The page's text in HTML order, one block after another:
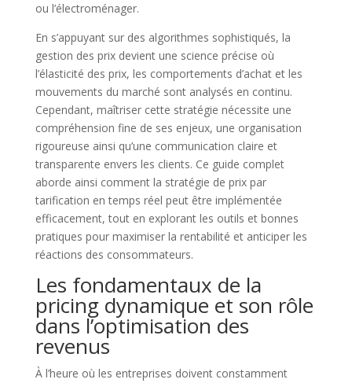
ou l’électroménager.
En s’appuyant sur des algorithmes sophistiqués, la
gestion des prix devient une science précise où
l’élasticité des prix, les comportements d’achat et les
mouvements du marché sont analysés en continu.
Cependant, maîtriser cette stratégie nécessite une
compréhension fine de ses enjeux, une organisation
rigoureuse ainsi qu’une communication claire et
transparente envers les clients. Ce guide complet
aborde ainsi comment la stratégie de prix par
tarification en temps réel peut être implémentée
efficacement, tout en explorant les outils et bonnes
pratiques pour maximiser la rentabilité et anticiper les
réactions des consommateurs.
Les fondamentaux de la
pricing dynamique et son rôle
dans l’optimisation des
revenus
À l’heure où les entreprises doivent constamment